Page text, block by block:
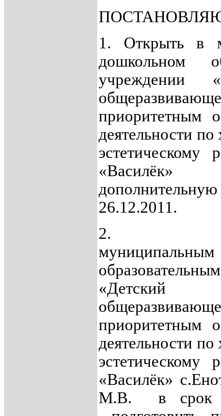
1. Открыть в
дошкольном
учреждении
приоритетным
деятельности
эстетическому
«Василёк»
26.12.2011.
2.
приоритетным
деятельности
эстетическому
«Василёк»
М.В. в срок